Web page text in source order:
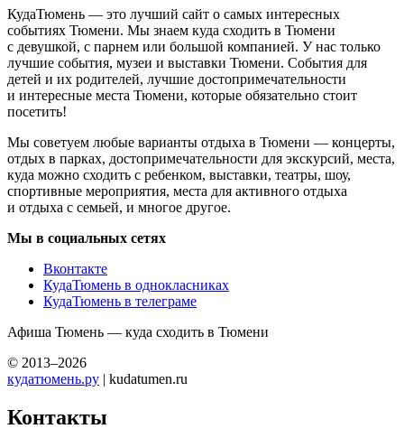
КудаТюмень — это лучший сайт о самых интересных
событиях Тюмени. Мы знаем куда сходить в Тюмени
с девушкой, с парнем или большой компанией. У нас только
лучшие события, музеи и выставки Тюмени. События для
детей и их родителей, лучшие достопримечательности
и интересные места Тюмени, которые обязательно стоит
посетить!
Мы советуем любые варианты отдыха в Тюмени — концерты,
отдых в парках, достопримечательности для экскурсий, места,
куда можно сходить с ребенком, выставки, театры, шоу,
спортивные мероприятия, места для активного отдыха
и отдыха с семьей, и многое другое.
Мы в социальных сетях
Вконтакте
КудаТюмень в однокласниках
КудаТюмень в телеграме
Афиша Тюмень — куда сходить в Тюмени
© 2013–2026
кудатюмень.ру | kudatumen.ru
Контакты